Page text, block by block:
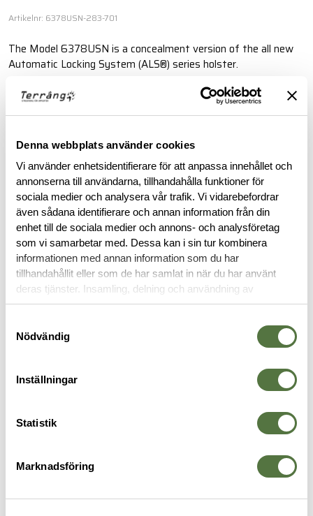
Denna webbplats använder cookies
Vi använder enhetsidentifierare för att anpassa innehållet och
annonserna till användarna, tillhandahålla funktioner för
sociala medier och analysera vår trafik. Vi vidarebefordrar
även sådana identifierare och annan information från din
enhet till de sociala medier och annons- och analysföretag
som vi samarbetar med. Dessa kan i sin tur kombinera
informationen med annan information som du har
tillhandahållit eller som de har samlat in när du har använt
deras tjänster. Insamling, delning och användning av
personuppgifter kan användas för personalisering av
Nödvändig
Inställningar
Statistik
Marknadsföring
Artikelnr: 6378USN-283-701
The Model 6378USN is a concealment version of the all new
Automatic Locking System (ALS®) series holster.
Läs mer
BESKRIVNING
RECENSIONER
OM VARUMÄRKET
GLOCK
Sidewinder Noc. Hölster/Lampa
Mag Holder Concealed Right